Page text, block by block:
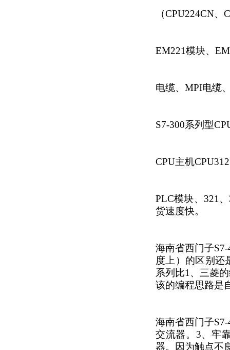
（CPU224CN、
EM221模块、
电缆、MPI电缆
S7-300系列型
CPU主机
PLC模块、321
货速度快。
海南省西门子
度上）的区别还
系列比1、三菱
该的编程思路是
海南省西门子
交流器。3、牢
器。因为触点不